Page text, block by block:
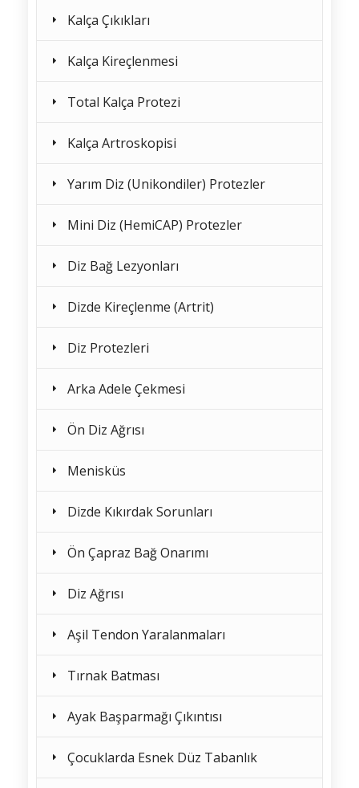
Kalça Çıkıkları
Kalça Kireçlenmesi
Total Kalça Protezi
Kalça Artroskopisi
Yarım Diz (Unikondiler) Protezler
Mini Diz (HemiCAP) Protezler
Diz Bağ Lezyonları
Dizde Kireçlenme (Artrit)
Diz Protezleri
Arka Adele Çekmesi
Ön Diz Ağrısı
Menisküs
Dizde Kıkırdak Sorunları
Ön Çapraz Bağ Onarımı
Diz Ağrısı
Aşil Tendon Yaralanmaları
Tırnak Batması
Ayak Başparmağı Çıkıntısı
Çocuklarda Esnek Düz Tabanlık